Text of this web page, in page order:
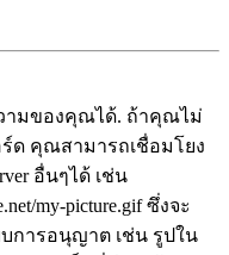
มของคุณได้. ถ้าคุณไม่
ด คุณสามารถเชื่อมโยง
อื่นๆได้ เช่น
my-picture.gif ซึ่งจะ
การอนุญาต เช่น รูปใน